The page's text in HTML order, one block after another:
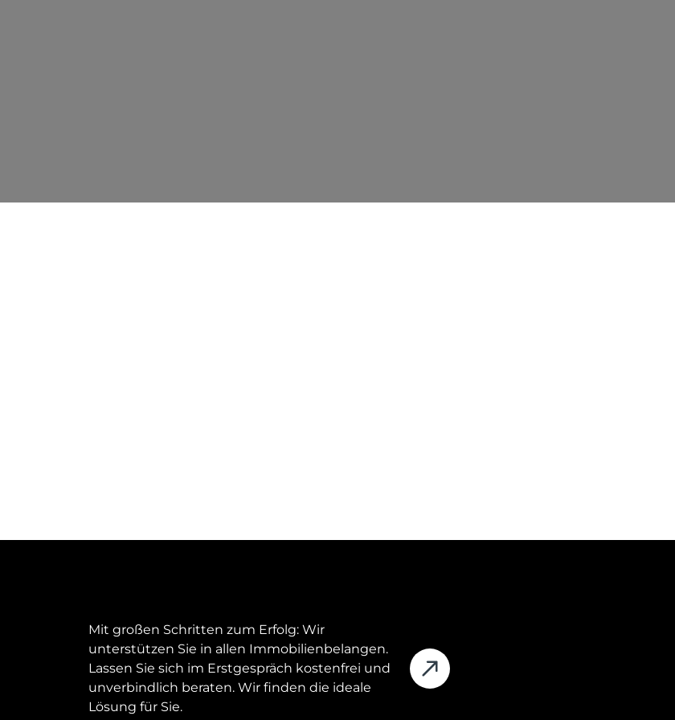
Mit großen Schritten zum Erfolg: Wir
unterstützen Sie in allen Immobilienbelangen.
Lassen Sie sich im Erstgespräch kostenfrei und
unverbindlich beraten. Wir finden die ideale
Lösung für Sie.